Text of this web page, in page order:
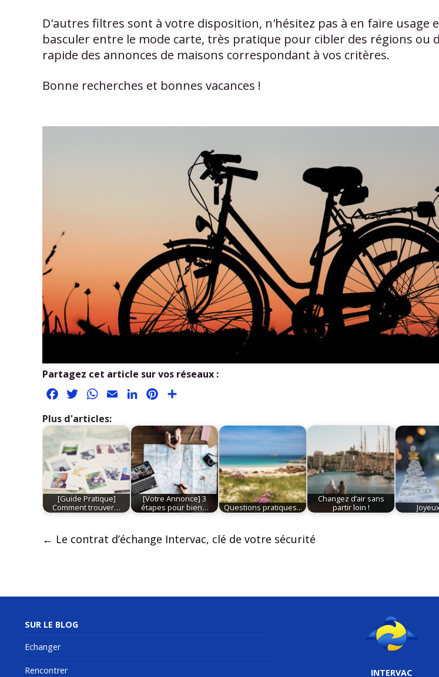
D'autres filtres sont à votre disposition, n'hésitez pas à en faire
basculer entre le mode carte, très pratique pour cibler des régions ou
rapide des annonces de maisons correspondant à vos critères.
Bonne recherches et bonnes vacances !
Partagez cet article sur vos réseaux :
FacebookTwitterWhatsApp
Email LinkedInPinterest
Plus d'articles:
[Guide Pratique]
Comment trouver…
[Votre Annonce] 3
étapes pour bien…
Questions pratiques...
Changez d’air sans
partir loin !
Post
← Le contrat d’échange Intervac, clé de votre sécurité
SUR LE BLOG
Echanger
Rencontrer INTERVAC